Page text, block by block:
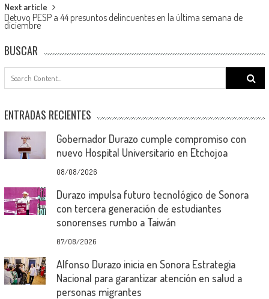
Next article
Detuvo PESP a 44 presuntos delincuentes en la última semana de
diciembre
BUSCAR
Search
ENTRADAS RECIENTES
Gobernador Durazo cumple compromiso con
nuevo Hospital Universitario en Etchojoa
08/08/2026
Durazo impulsa futuro tecnológico de Sonora
con tercera generación de estudiantes
sonorenses rumbo a Taiwán
07/08/2026
Alfonso Durazo inicia en Sonora Estrategia
Nacional para garantizar atención en salud a
personas migrantes